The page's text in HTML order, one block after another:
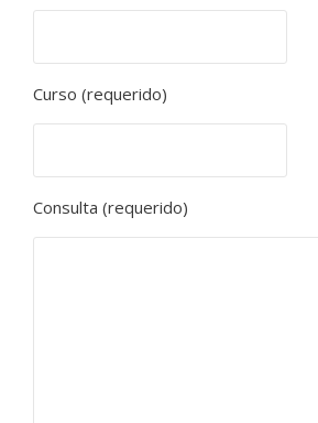
Curso (requerido)
Consulta (requerido)